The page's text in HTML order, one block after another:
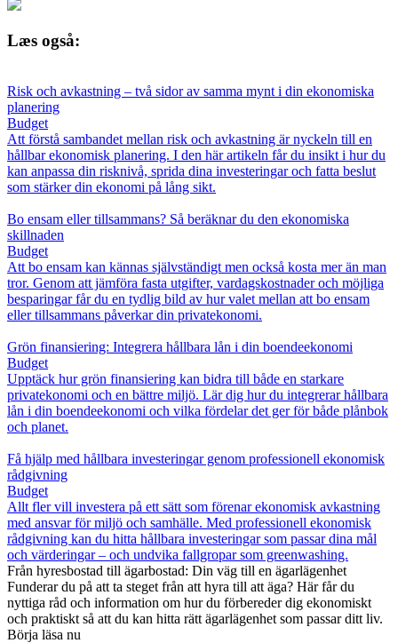
Læs også:
Risk och avkastning – två sidor av samma mynt i din ekonomiska
planering
Budget
Att förstå sambandet mellan risk och avkastning är nyckeln till en
hållbar ekonomisk planering. I den här artikeln får du insikt i hur du
kan anpassa din risknivå, sprida dina investeringar och fatta beslut
som stärker din ekonomi på lång sikt.
Bo ensam eller tillsammans? Så beräknar du den ekonomiska
skillnaden
Budget
Att bo ensam kan kännas självständigt men också kosta mer än man
tror. Genom att jämföra fasta utgifter, vardagskostnader och möjliga
besparingar får du en tydlig bild av hur valet mellan att bo ensam
eller tillsammans påverkar din privatekonomi.
Grön finansiering: Integrera hållbara lån i din boendeekonomi
Budget
Upptäck hur grön finansiering kan bidra till både en starkare
privatekonomi och en bättre miljö. Lär dig hur du integrerar hållbara
lån i din boendeekonomi och vilka fördelar det ger för både plånbok
och planet.
Få hjälp med hållbara investeringar genom professionell ekonomisk
rådgivning
Budget
Allt fler vill investera på ett sätt som förenar ekonomisk avkastning
med ansvar för miljö och samhälle. Med professionell ekonomisk
rådgivning kan du hitta hållbara investeringar som passar dina mål
och värderingar – och undvika fallgropar som greenwashing.
Från hyresbostad till ägarbostad: Din väg till en ägarlägenhet
Funderar du på att ta steget från att hyra till att äga? Här får du
nyttiga råd och information om hur du förbereder dig ekonomiskt
och praktiskt så att du kan hitta rätt ägarlägenhet som passar ditt liv.
Börja läsa nu